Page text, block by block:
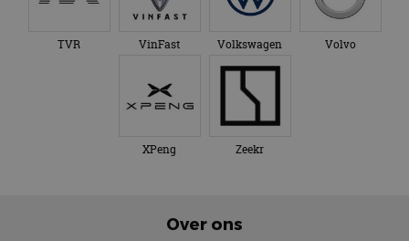
TVR VinFast Volkswagen Volvo
XPeng Zeekr
Over ons